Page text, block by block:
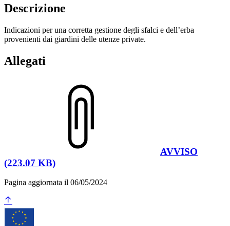
Descrizione
Indicazioni per una corretta gestione degli sfalci e dell’erba
provenienti dai giardini delle utenze private.
Allegati
AVVISO
(223.07 KB)
Pagina aggiornata il 06/05/2024